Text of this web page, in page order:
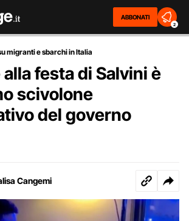
ABBONATI
2
migranti e sbarchi in Italia
alla festa di Salvini è
scivolone
del governo
Cangemi